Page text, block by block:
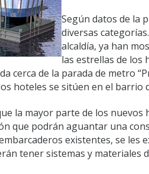
Según datos de la
diversas
alcaldía, ya han
las estrellas de
cerca de la parada de metro
hoteles se sitúen en el barrio
la mayor parte de los
que podrán aguantar una
existentes, se les
tener sistemas y